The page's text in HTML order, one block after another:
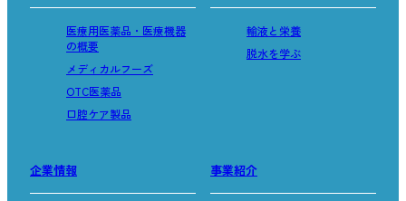
医療用医薬品・医療機器
の概要
メディカルフーズ
OTC医薬品
口腔ケア製品
輸液と栄養
脱水を学ぶ
企業情報 事業紹介